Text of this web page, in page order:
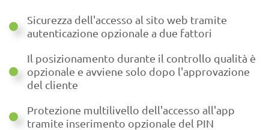
Sicurezza dell'accesso al sito web tramite
autenticazione opzionale a due fattori
Il posizionamento durante il controllo qualità è
opzionale e avviene solo dopo l'approvazione
del cliente
Protezione multilivello dell'accesso all'app
tramite inserimento opzionale del PIN